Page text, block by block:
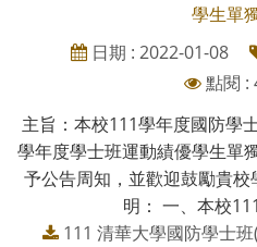
學生單
日期 : 2022-01-08
點閱 :
主旨：本校111學年度國防學
學年度學士班運動績優學生單
予公告周知，並歡迎鼓勵貴
明： 一、本校
111 清華大學國防學士